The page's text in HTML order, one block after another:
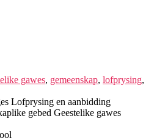
gawes, gemeenskap, lofprysing,
Lofprysing en aanbidding
gebed Geestelike gawes